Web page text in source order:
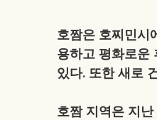
호짬은 호찌민시
용하고 평화로운
있다. 또한 새로
호짬 지역은 지